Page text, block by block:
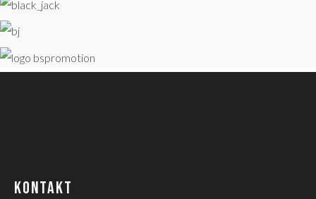
KONTAKT